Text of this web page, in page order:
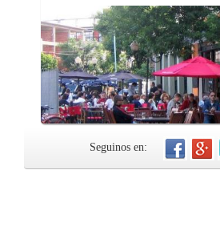
Seguinos en: